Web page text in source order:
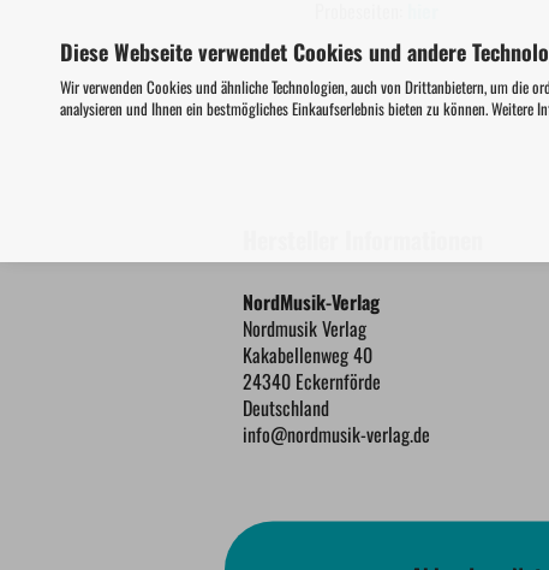
Diese Webseite verwendet Cookies und andere
Wir verwenden Cookies und ähnliche Technologien, auch von Drittanbietern, um die
analysieren und Ihnen ein bestmögliches Einkaufserlebnis bieten zu können. Weitere
NordMusik-Verlag
Nordmusik Verlag
Kakabellenweg 40
24340 Eckernförde
Deutschland
info@nordmusik-verlag.de